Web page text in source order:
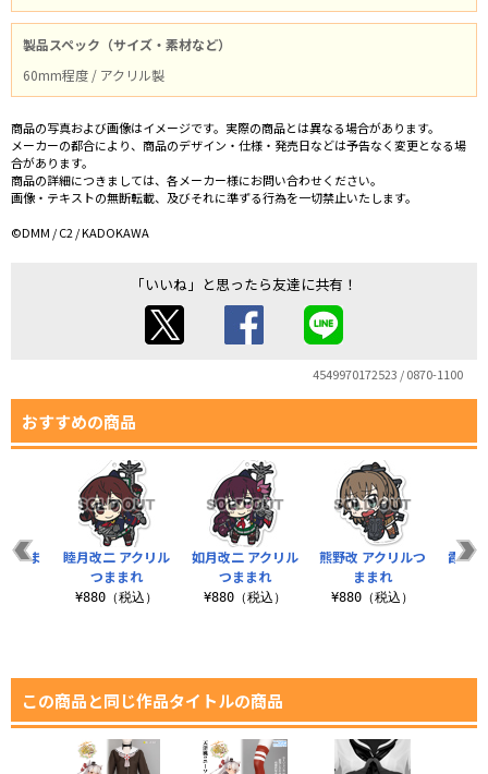
製品スペック（サイズ・素材など）
60mm程度 / アクリル製
商品の写真および画像はイメージです。実際の商品とは異なる場合があります。
メーカーの都合により、商品のデザイン・仕様・発売日などは予告なく変更となる場
合があります。
商品の詳細につきましては、各メーカー様にお問い合わせください。
画像・テキストの無断転載、及びそれに準ずる行為を一切禁止いたします。
©DMM / C2 / KADOKAWA
「いいね」と思ったら友達に共有！
4549970172523 / 0870-1100
おすすめの商品
如月改二 アクリル
つままれ
¥880（税込）
熊野改 アクリルつ
ままれ
¥880（税込）
霞改
つま
睦月改二 アクリル
つままれ
¥880（税込）
この商品と同じ作品タイトルの商品